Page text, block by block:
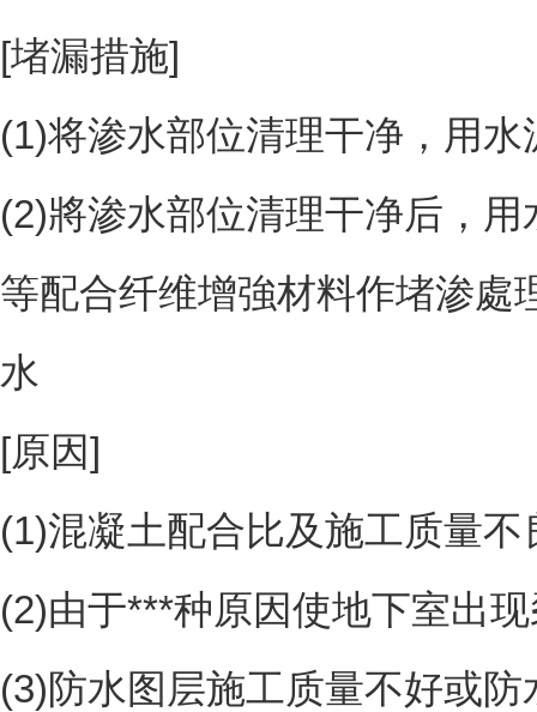
[堵漏措施]
(1)将渗水部位清理干净，用
(2)將渗水部位清理干净后，
等配合纤维增強材料作堵渗處
水
[原因]
(1)混凝土配合比及施工质量
(2)由于***种原因使地下室出
(3)防水图层施工质量不好或